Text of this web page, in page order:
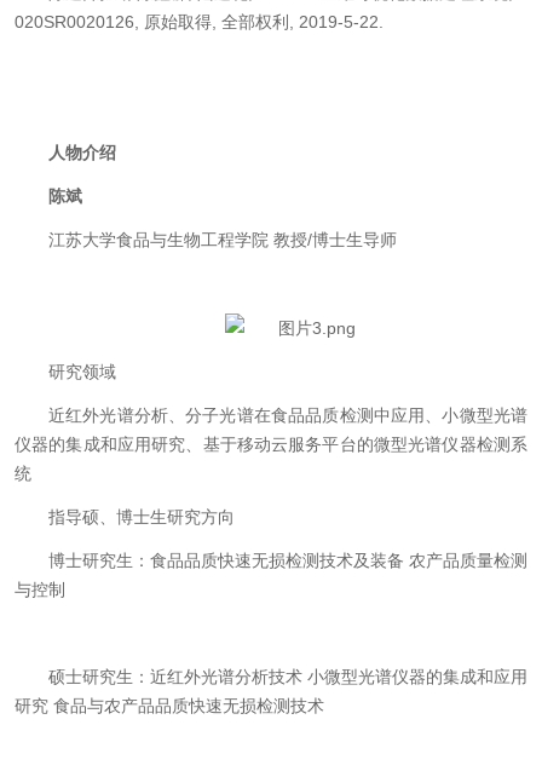
020SR0020126, 原始取得, 全部权利, 2019-5-22.
人物介绍
陈斌
江苏大学食品与生物工程学院 教授/博士生导师
研究领域
近红外光谱分析、分子光谱在食品品质检测中应用、小微型光谱
仪器的集成和应用研究、基于移动云服务平台的微型光谱仪器检测系
统
指导硕、博士生研究方向
博士研究生：食品品质快速无损检测技术及装备 农产品质量检测
与控制
硕士研究生：近红外光谱分析技术 小微型光谱仪器的集成和应用
研究 食品与农产品品质快速无损检测技术